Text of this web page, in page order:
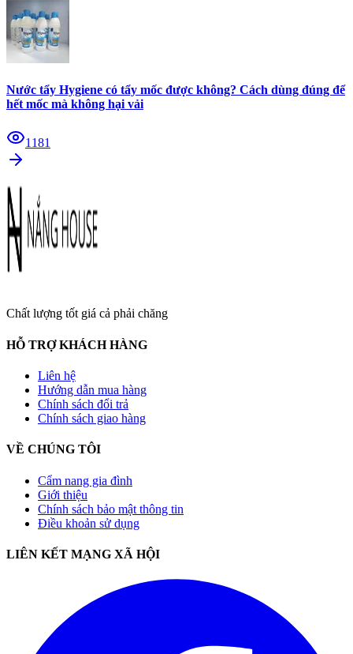
Nước tẩy Hygiene có tẩy mốc được không? Cách dùng đúng để
hết mốc mà không hại vải
1181
Chất lượng tốt giá cả phải chăng
HỖ TRỢ KHÁCH HÀNG
Liên hệ
Hướng dẫn mua hàng
Chính sách đổi trả
Chính sách giao hàng
VỀ CHÚNG TÔI
Cẩm nang gia đình
Giới thiệu
Chính sách bảo mật thông tin
Điều khoản sử dụng
LIÊN KẾT MẠNG XÃ HỘI